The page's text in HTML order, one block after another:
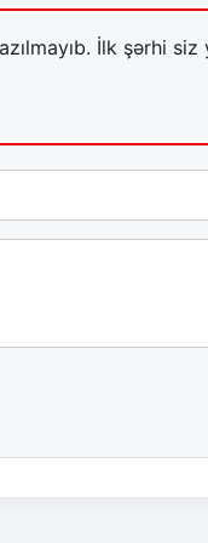
İlk şərhi siz